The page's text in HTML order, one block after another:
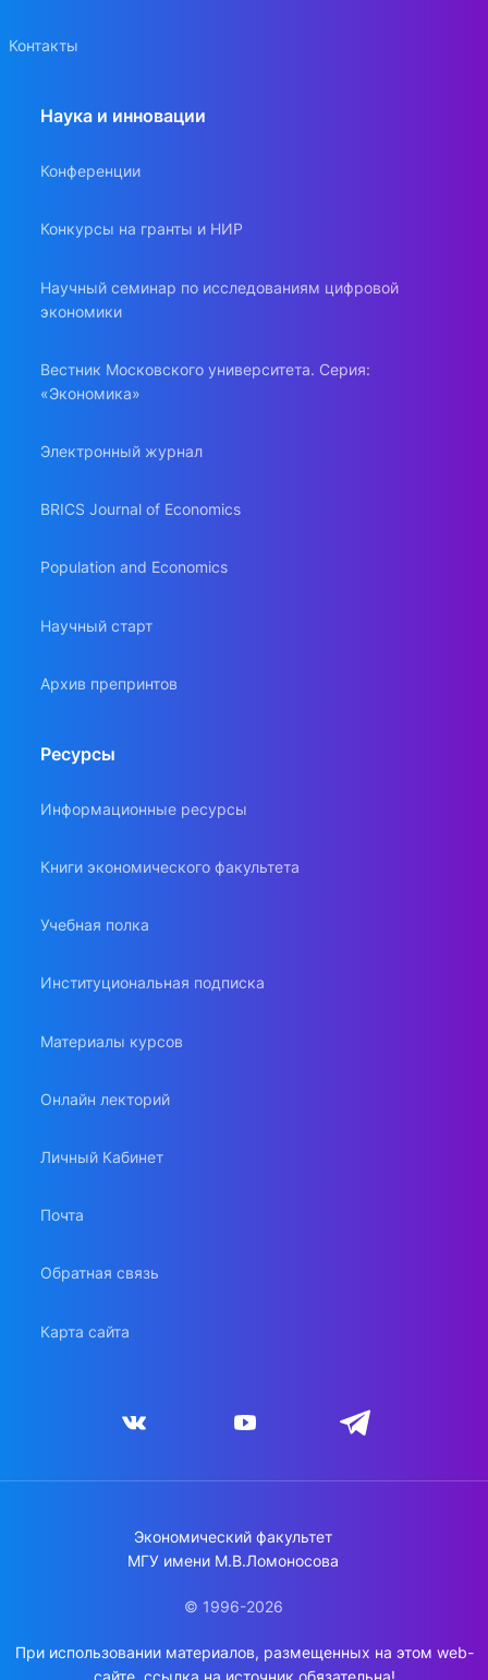
Контакты
Наука и инновации
Конференции
Конкурсы на гранты и НИР
Научный семинар по исследованиям цифровой
экономики
Вестник Московского университета. Серия:
«Экономика»
Электронный журнал
BRICS Journal of Economics
Population and Economics
Научный старт
Архив препринтов
Ресурсы
Информационные ресурсы
Книги экономического факультета
Учебная полка
Институциональная подписка
Материалы курсов
Онлайн лекторий
Личный Кабинет
Почта
Обратная связь
Карта сайта
Экономический факультет
МГУ имени М.В.Ломоносова
© 1996-2026
При использовании материалов, размещенных на этом web-
сайте, ссылка на источник обязательна!